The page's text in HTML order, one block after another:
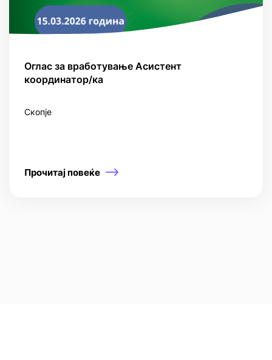
Оглас за вработување Асистент
координатор/ка
Скопје
Прочитај повеќе